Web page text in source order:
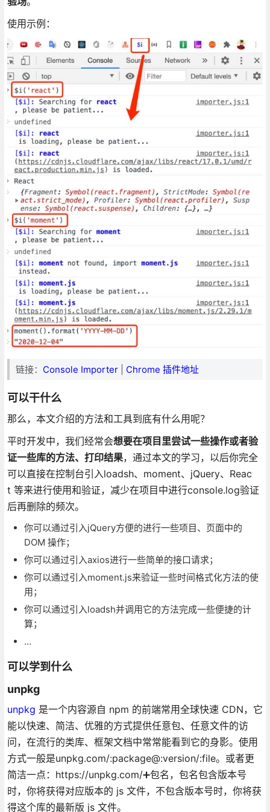
使用示例：
链接： Console Importer| Chrome 插件地址
可以干什么
那么，本文介绍的方法和工具到底有什么用呢？
平时开发中，我们经常会想要在项目里尝试一些操作或者验
证一些库的方法、打印结果，通过本文的学习，以后你完全
可以直接在控制台引入loadsh、moment、jQuery、Reac
t 等来进行使用和验证，减少在项目中进行console.log验证
后再删除的频次。
你可以通过引入jQuery方便的进行一些项目、页面中的
DOM 操作；
你可以通过引入axios进行一些简单的接口请求；
你可以通过引入moment.js来验证一些时间格式化方法的使
用；
你可以通过引入loadsh并调用它的方法完成一些便捷的计
算；
…
可以学到什么
unpkg
unpkg 是一个内容源自 npm 的前端常用全球快速 CDN，它
能以快速、简洁、优雅的方式提供任意包、任意文件的访
问，在流行的类库、框架文档中常常能看到它的身影。使用
方式一般是unpkg.com/:package@:version/:file。或者更
简洁一点：https://unpkg.com/➕包名，包名包含版本号
时，你将获得对应版本的 js 文件，不包含版本号时，你将获
得这个库的最新版 js 文件。